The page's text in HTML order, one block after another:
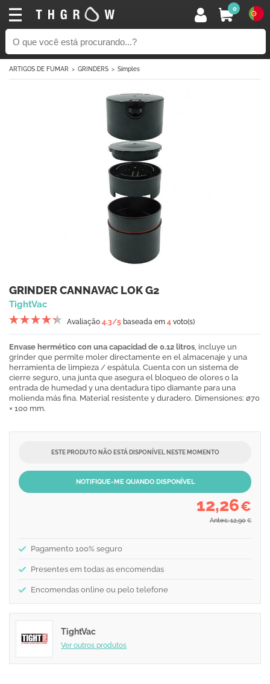
0
ARTIGOS DE FUMAR GRINDERS Simples
GRINDER CANNAVAC LOK G2
TightVac
Avaliação 4.3/5 baseada em 4 voto(s)
Envase hermético con una capacidad de 0.12 litros, incluye un
grinder que permite moler directamente en el almacenaje y una
herramienta de limpieza / espátula. Cuenta con un sistema de
cierre seguro, una junta que asegura el bloqueo de olores o la
entrada de humedad y una dentadura tipo diamante para una
molienda más fina. Material resistente y duradero. Dimensiones: ø70
× 100 mm.
ESTE PRODUTO NÃO ESTÁ DISPONÍVEL NESTE MOMENTO
NOTIFIQUE-ME QUANDO DISPONÍVEL
12,26€
Antes: 12,90 €
Pagamento 100% seguro
Presentes em todas as encomendas
Encomendas online ou pelo telefone
TightVac
Ver outros produtos